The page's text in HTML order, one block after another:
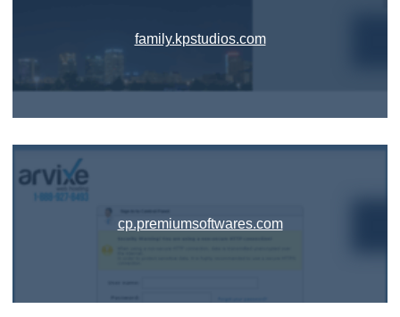
family.kpstudios.com
cp.premiumsoftwares.com